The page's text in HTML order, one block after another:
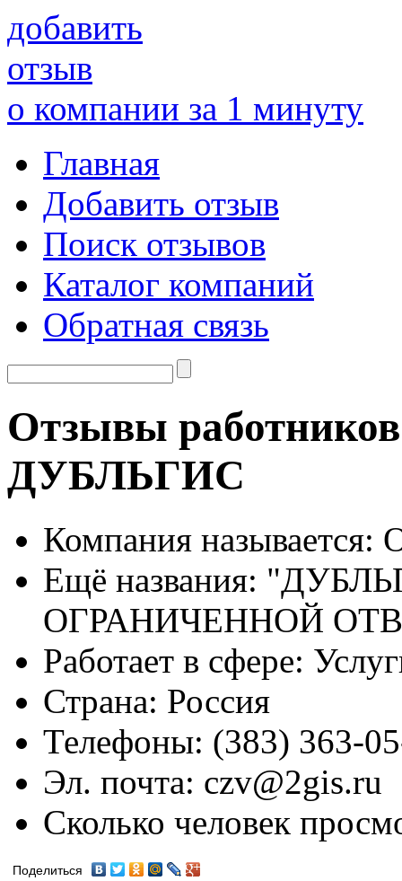
добавить
отзыв
о компании за 1 минуту
Главная
Добавить отзыв
Поиск отзывов
Каталог компаний
Обратная связь
Отзывы
ДУБЛЬГИС
Компания называется:
Ещё названия:
ОГРАНИЧЕННОЙ
Работает в сфере:
Страна: Россия
Телефоны: (383) 363-
Эл. почта: czv@2gis.ru
Сколько человек
Поделиться